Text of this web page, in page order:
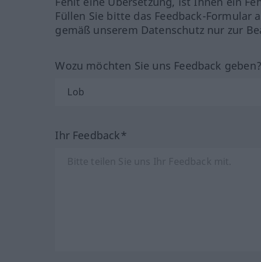
Füllen Sie bitte das Feedback-
gemäß unserem Datenschutz nur zur
Wozu möchten Sie uns Feedback
Ihr Feedback*